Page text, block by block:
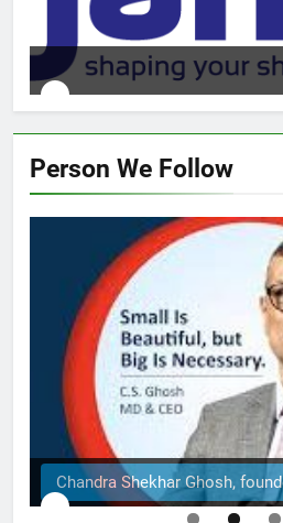
Person We Follow
Chandra Shekhar Ghosh,